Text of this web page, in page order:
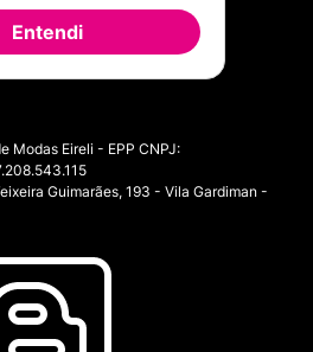
Modas Eireli - EPP CNPJ:
Guimarães, 193 - Vila Gardiman -
Entendi